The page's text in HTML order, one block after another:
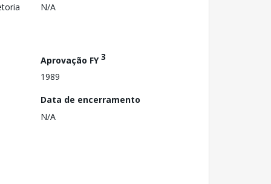
N/A
Aprovação FY3
1989
Data de encerramento
N/A